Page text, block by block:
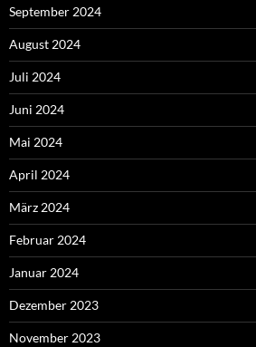
September 2024
August 2024
Juli 2024
Juni 2024
Mai 2024
April 2024
März 2024
Februar 2024
Januar 2024
Dezember 2023
November 2023